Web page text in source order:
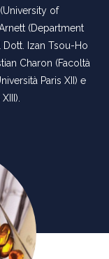
of
(Department
Izan Tsou-Ho
Charon (Facoltà
Paris XII) e